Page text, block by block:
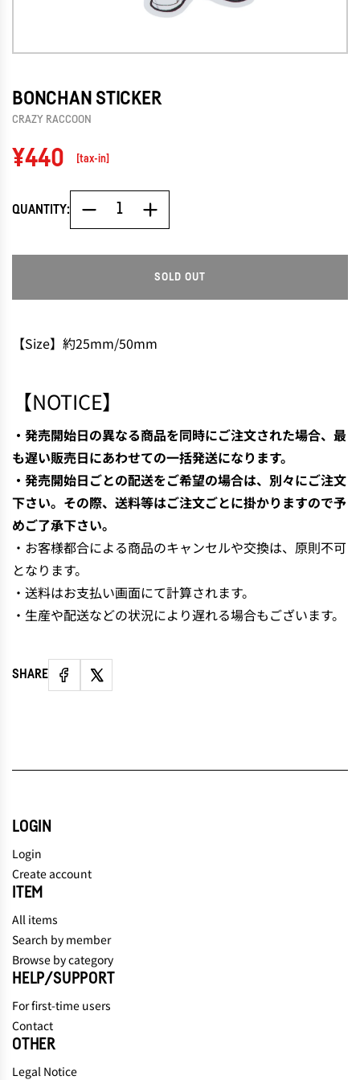
BONCHAN STICKER
CRAZY RACCOON
Regular
¥440 [tax-in]
QUANTITY:
SOLD OUT
O
.
【Size】約25mm/50mm
【NOTICE】
・発売開始日の異なる商品を同時にご注文された場合、最
も遅い販売日にあわせての一括発送になります。
・発売開始日ごとの配送をご希望の場合は、別々にご注文
下さい。その際、送料等はご注文ごとに掛かりますので予
めご了承下さい。
・お客様都合による商品のキャンセルや交換は、原則不可
となります。
・送料はお支払い画面にて計算されます。
・生産や配送などの状況により遅れる場合もございます。
SHARE
LOGIN
Login
Create account
ITEM
All items
Search by member
Browse by category
HELP/SUPPORT
For first-time users
Contact
OTHER
Legal Notice